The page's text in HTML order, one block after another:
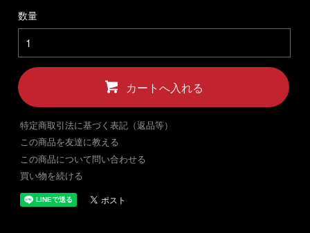
数量
カートへ入れる
特定商取引法に基づく表記（返品等）
この商品を友達に教える
この商品について問い合わせる
買い物を続ける